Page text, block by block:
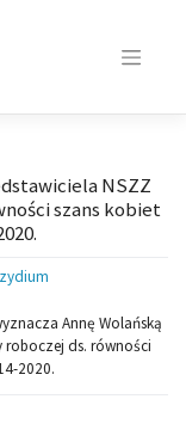
NSZZ
szans kobiet
Annę Wolańską
roboczej ds. równości
2020.